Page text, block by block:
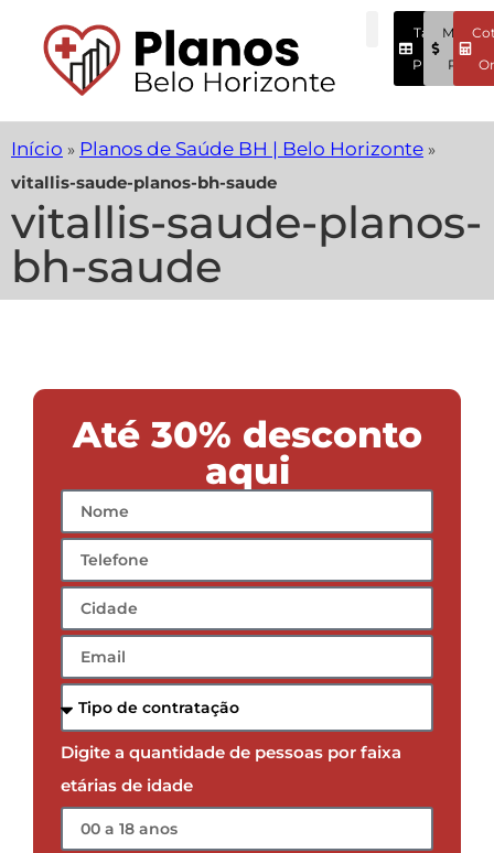
Tabela
PreçosPreços
Início » Planos de Saúde BH | Belo Horizonte »
vitallis-saude-planos-bh-saude
vitallis-saude-planos-
bh-saude
Até 30% desconto
aqui
Digite a quantidade de pessoas por faixa
etárias de idade